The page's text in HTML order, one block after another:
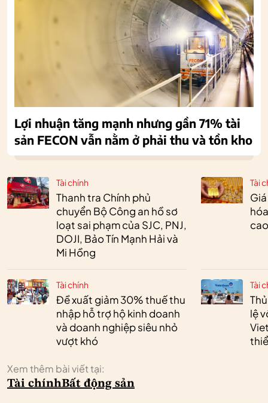
Tài chính
Thanh tra Chính phủ
chuyển Bộ Công an hồ sơ
loạt sai phạm của SJC, PNJ,
DOJI, Bảo Tín Mạnh Hải và
Mi Hồng
Tài chính
Đề xuất giảm 30% thuế thu
nhập hỗ trợ hộ kinh doanh
và doanh nghiệp siêu nhỏ
vượt khó
Tài
Tài
lệ
Xem thêm bài viết tại:
Tài chínhBất động sản
Lợi nhuận tăng mạnh nhưng gần 71% tài
sản FECON vẫn nằm ở phải thu và tồn kho